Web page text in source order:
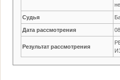
Судья
Дата рассмотрения
Результат рассмотрения